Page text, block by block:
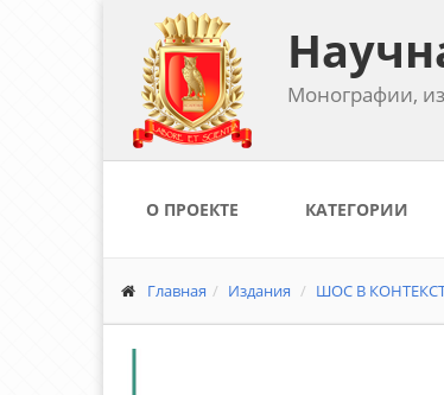
Монографии,
О ПРОЕКТЕ КАТЕГОРИИ
Главная Издания ШОС В